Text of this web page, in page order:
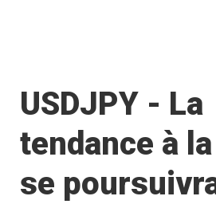
USDJPY - La
tendance à
se